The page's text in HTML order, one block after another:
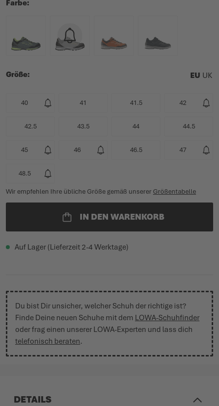
Farbe
Größe EU UK
40 41 41.5 42
42.5 43.5 44 44.5
45 46 46.5 47
48.5
Wir empfehlen Ihre übliche Größe gemäß unserer Größentabelle
IN DEN WARENKORB
Auf Lager (Lieferzeit 2-4 Werktage)
Du bist Dir unsicher, welcher Schuh der richtige ist?
Finde Deine neuen Schuhe mit dem LOWA-Schuhfinder
oder frag einen unserer LOWA-Experten und lass dich
telefonisch beraten.
DETAILS